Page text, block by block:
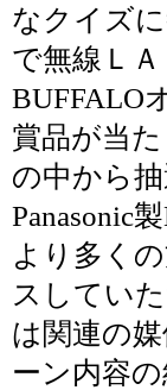
なクイズ
で無線Ｌ
BUFFALO
賞品が当
の中から
Panasonic
より多く
スしてい
は関連の
ーン内容